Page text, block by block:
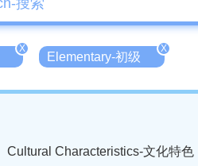
X
Elementary-初级
X
Cultural Characteristics-文化特色